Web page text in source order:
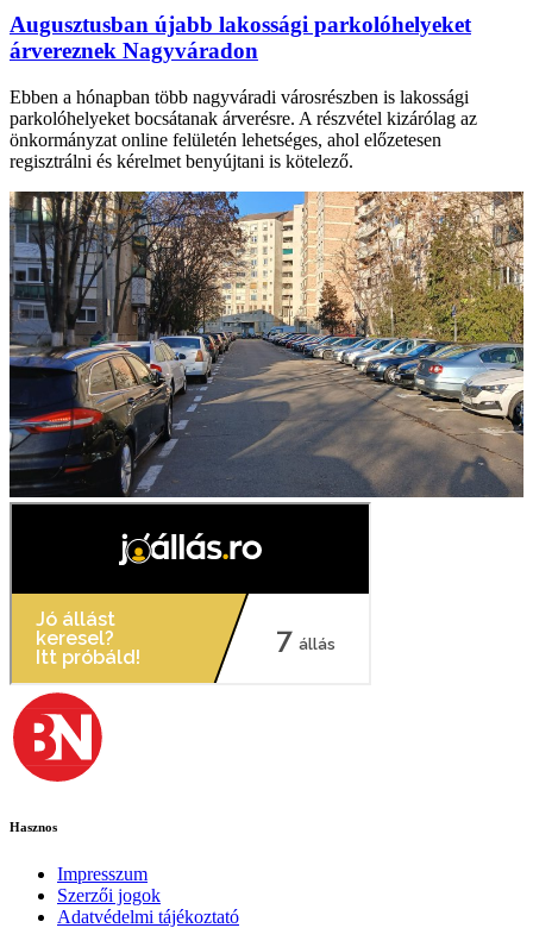
Augusztusban újabb lakossági parkolóhelyeket
árvereznek Nagyváradon
Ebben a hónapban több nagyváradi városrészben is lakossági
parkolóhelyeket bocsátanak árverésre. A részvétel kizárólag az
önkormányzat online felületén lehetséges, ahol előzetesen
regisztrálni és kérelmet benyújtani is kötelező.
Hasznos
Impresszum
Szerzői jogok
Adatvédelmi tájékoztató